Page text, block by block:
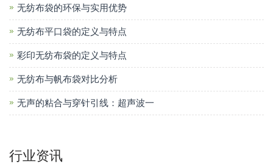
无纺布袋的环保与实用优势
无纺布平口袋的定义与特点
彩印无纺布袋的定义与特点
无纺布与帆布袋对比分析
无声的粘合与穿针引线：超声波一
行业资讯